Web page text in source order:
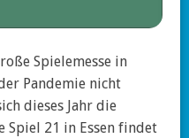
Spielemesse in
Pandemie nicht
dieses Jahr die
Spiel 21 in Essen findet